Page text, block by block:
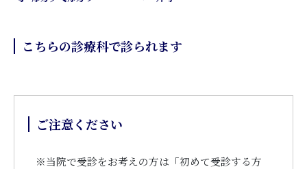
こちらの診療科で診られます
ご注意ください
※当院で受診をお考えの方は「初めて受診する方